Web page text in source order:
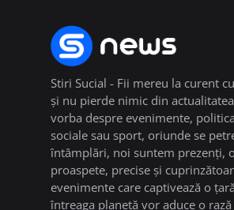
Stiri Sucial - Fii mereu la curent
și nu pierde nimic din
vorba despre evenimente,
sociale sau sport, oriunde se
întâmplări, noi suntem prezenți,
proaspete, precise și
evenimente care captivează o
întreaga planetă vor aduce o